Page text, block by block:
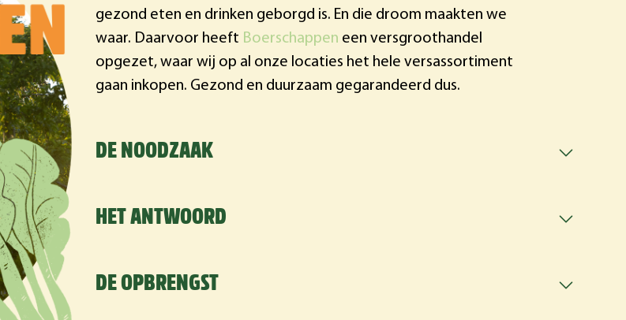
gezond eten en drinken geborgd is. En die droom maakten we
waar. Daarvoor heeft Boerschappen een versgroothandel
opgezet, waar wij op al onze locaties het hele versassortiment
gaan inkopen. Gezond en duurzaam gegarandeerd dus.
DE NOODZAAK
HET ANTWOORD
DE OPBRENGST